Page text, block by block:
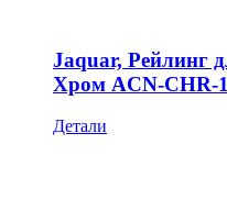
Jaquar, Рейлинг
Хром ACN-CHR-
Детали